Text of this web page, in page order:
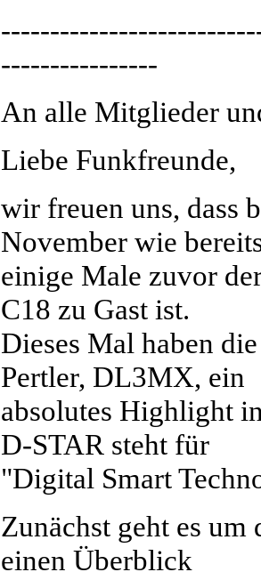
----------------
An alle Mitglieder
Liebe Funkfreunde,
wir freuen uns, dass
November wie
einige Male zuvor
C18 zu Gast ist.
Dieses Mal haben
Pertler, DL3MX, ein
absolutes Highlight
D-STAR steht für
"Digital Smart
Zunächst geht es
einen Überblick